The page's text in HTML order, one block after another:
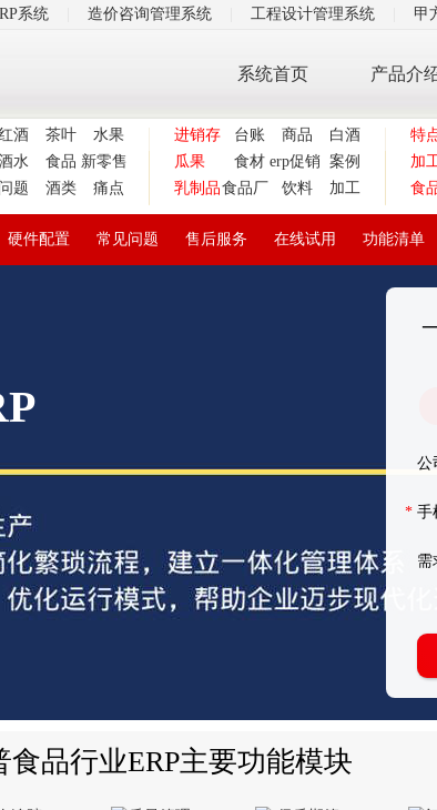
系统 造价咨询管理系统 工程设计管理系统 甲
系统首页 产品介
酒 茶叶
水果
水 食品 新零售
问题 酒类 痛点
进销存 台账 商品
白酒
瓜果
食材 erp促销 案例
乳制品食品厂 饮料 加工
特
加
食
硬件配置 常见问题 售后服务 在线试用 功能清单
食品行业ERP主要功能模块